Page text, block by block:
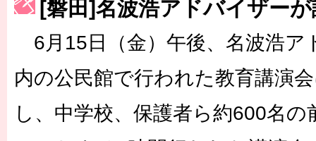
[磐田]名波浩アドバイザー
6月15日（金）午後、名波浩ア
内の公民館で行われた教育講演
し、中学校、保護者ら約600名